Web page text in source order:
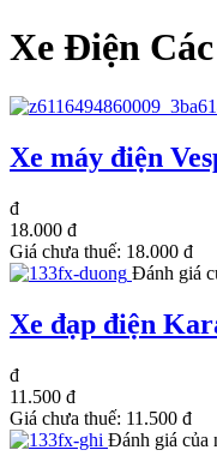
Xe Điện
Xe máy điện
đ
18.000 đ
Giá chưa thuế: 18.000 đ
Đánh giá
Xe đạp điện
đ
11.500 đ
Giá chưa thuế: 11.500 đ
Đánh giá của